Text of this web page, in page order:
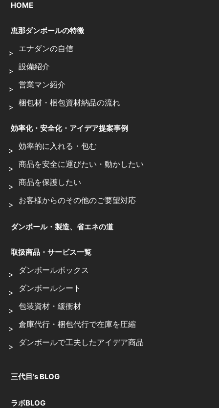
HOME
恵那ダンボールの特徴
エナダンの自信
設備紹介
営業マン紹介
梱包材・梱包資材納品の流れ
効率化・安全化・アイデア提案事例
効率的に入れる・包む
商品を安全に運びたい・動かしたい
商品を保護したい
お客様からのその他のご要望対応
ダンボール・製造、省エネの道
取扱商品・サービス一覧
ダンボールボックス
ダンボールシート
包装資材・緩衝材
倉庫代行・梱包代行で在庫を圧縮
ダンボールで工夫したアイデア商品
三代目’s BLOG
ラボBLOG